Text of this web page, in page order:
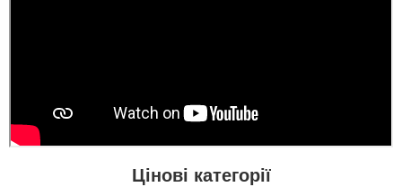
Цінові категорії